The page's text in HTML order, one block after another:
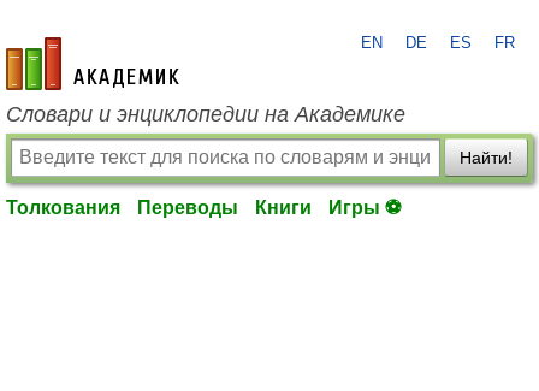
academic.ru
EN DE ES FR
Словари и энциклопедии на Академике
Найти!
Толкования Переводы Книги Игры ⚽